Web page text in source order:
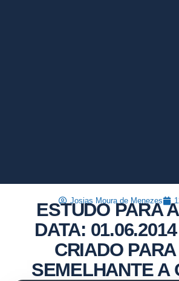
Josias Moura de Menezes
ESTUDO PARA
DATA:
CRIADO
SEMELHANTE A